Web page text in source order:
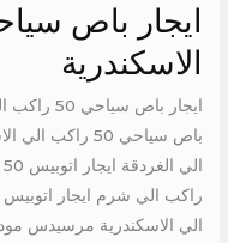
الاسكندرية
الي الاسكندرية مرسيدس